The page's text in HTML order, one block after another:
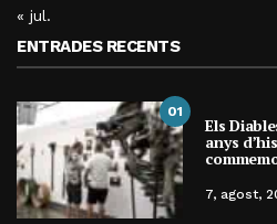
« jul.
ENTRADES RECENTS
01
Els
anys
7, agost,